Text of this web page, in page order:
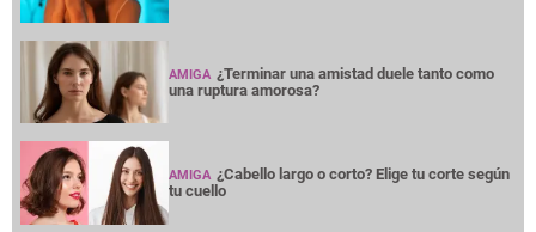
AMIGA ¿Terminar una amistad duele tanto como
una ruptura amorosa?
AMIGA ¿Cabello largo o corto? Elige tu corte según
tu cuello